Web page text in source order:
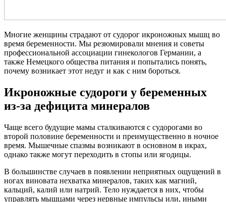
Многие женщины страдают от судорог икроножных мышц во
время беременности. Мы резюмировали мнения и советы
профессиональной ассоциации гинекологов Германии, а
также Немецкого общества питания и попытались понять,
почему возникает этот недуг и как с ним бороться.
Икроножные судороги у беременных
из-за дефицита минералов
Чаще всего будущие мамы сталкиваются с судорогами во
второй половине беременности и преимущественно в ночное
время. Мышечные спазмы возникают в основном в икрах,
однако также могут переходить в стопы или ягодицы.
В большинстве случаев в появлении неприятных ощущений в
ногах виновата нехватка минералов, таких как магний,
кальций, калий или натрий. Тело нуждается в них, чтобы
управлять мышцами через нервные импульсы или, иными